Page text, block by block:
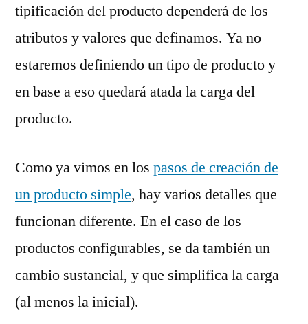
tipificación del producto dependerá de los
atributos y valores que definamos. Ya no
estaremos definiendo un tipo de producto y
en base a eso quedará atada la carga del
producto.
Como ya vimos en los pasos de creación de
un producto simple, hay varios detalles que
funcionan diferente. En el caso de los
productos configurables, se da también un
cambio sustancial, y que simplifica la carga
(al menos la inicial).